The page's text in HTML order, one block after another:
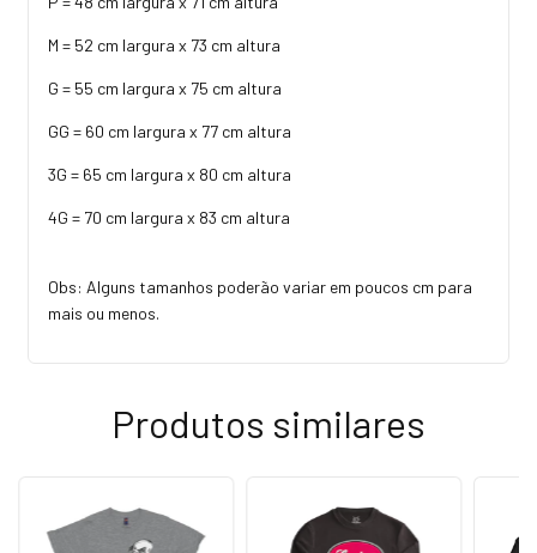
M = 52 cm largura x 73 cm altura
G = 55 cm largura x 75 cm altura
GG = 60 cm largura x 77 cm altura
3G = 65 cm largura x 80 cm altura
4G = 70 cm largura x 83 cm altura
Obs: Alguns tamanhos poderão variar em poucos cm para
mais ou menos.
Produtos similares